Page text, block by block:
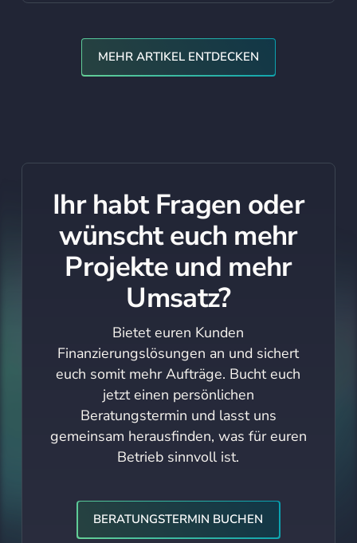
MEHR ARTIKEL ENTDECKEN
Ihr habt Fragen oder
wünscht euch mehr
Projekte und mehr
Umsatz?
Bietet euren Kunden
Finanzierungslösungen an und sichert
euch somit mehr Aufträge. Bucht euch
jetzt einen persönlichen
Beratungstermin und lasst uns
gemeinsam herausfinden, was für euren
Betrieb sinnvoll ist.
BERATUNGSTERMIN BUCHEN